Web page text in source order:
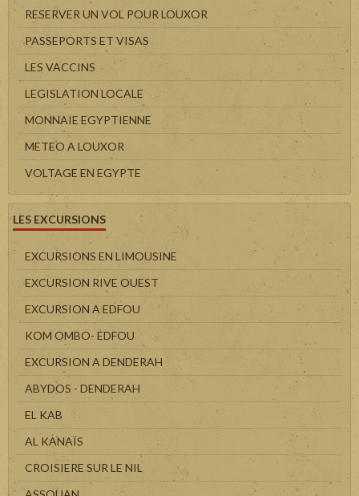
RESERVER UN VOL POUR LOUXOR
PASSEPORTS ET VISAS
LES VACCINS
LEGISLATION LOCALE
MONNAIE EGYPTIENNE
METEO A LOUXOR
VOLTAGE EN EGYPTE
LES EXCURSIONS
EXCURSIONS EN LIMOUSINE
EXCURSION RIVE OUEST
EXCURSION A EDFOU
KOM OMBO- EDFOU
EXCURSION A DENDERAH
ABYDOS - DENDERAH
EL KAB
AL KANAÏS
CROISIERE SUR LE NIL